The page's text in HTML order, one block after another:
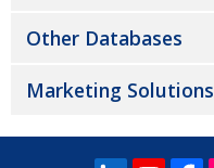
Other Databases
Marketing Solutions